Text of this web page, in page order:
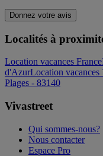
Donnez votre avis
Localités à
Location vacances France
d'AzurLocation vacances
Plages - 83140
Vivastreet
Qui sommes-nous?
Nous contacter
Espace Pro